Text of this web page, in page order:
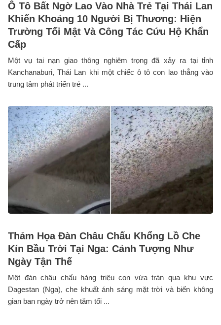
Ô Tô Bất Ngờ Lao Vào Nhà Trẻ Tại Thái Lan
Khiến Khoảng 10 Người Bị Thương: Hiện
Trường Tối Mật Và Công Tác Cứu Hộ Khẩn
Cấp
Một vụ tai nạn giao thông nghiêm trọng đã xảy ra tại tỉnh
Kanchanaburi, Thái Lan khi một chiếc ô tô con lao thẳng vào
trung tâm phát triển trẻ ...
Thảm Họa Đàn Châu Chấu Khổng Lồ Che
Kín Bầu Trời Tại Nga: Cảnh Tượng Như
Ngày Tận Thế
Một đàn châu chấu hàng triệu con vừa tràn qua khu vực
Dagestan (Nga), che khuất ánh sáng mặt trời và biến không
gian ban ngày trở nên tăm tối ...